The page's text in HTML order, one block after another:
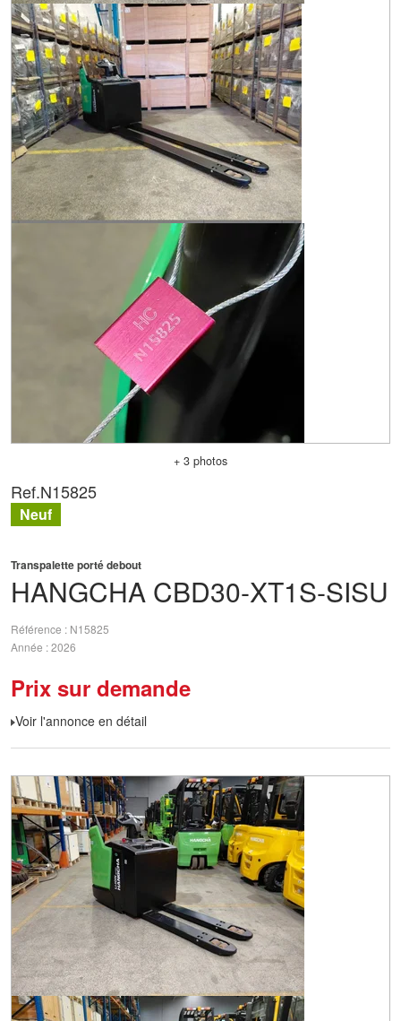
+ 3 photos
HANGCHA CBD30-XT1S-SISU
Transpalette porté debout
Référence
N15825
Année 2026
Prix sur demande
Voir l'annonce en détail
Ref.N15825
Neuf